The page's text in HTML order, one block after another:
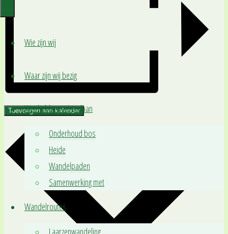
Wie zijn wij
Waar zijn wij bezig
Wat hebben wij gedaan
Onderhoud bos
Heide
Wandelpaden
Samenwerking met
Wandelroutes
Laarzenwandeling
Toevoegen aan kalender